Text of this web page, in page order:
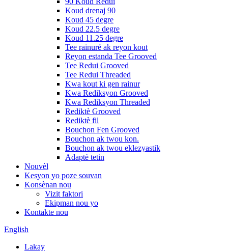
Koud drenaj 90
Koud 45 degre
Koud 22.5 degre
Koud 11.25 degre
Tee rainuré ak reyon kout
Reyon estanda Tee Grooved
Tee Redui Grooved
Tee Redui Threaded
Kwa kout ki gen rainur
Kwa Rediksyon Grooved
Kwa Rediksyon Threaded
Rediktè Grooved
Rediktè fil
Bouchon Fen Grooved
Bouchon ak twou kon.
Bouchon ak twou eklezyastik
Adaptè tetin
Nouvèl
Kesyon yo poze souvan
Konsènan nou
Vizit faktori
Ekipman nou yo
Kontakte nou
English
Lakay